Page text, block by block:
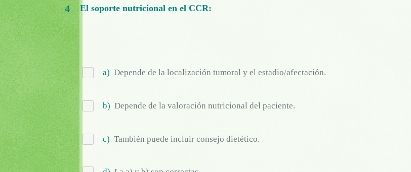
4 El soporte nutricional en el CCR:
a) Depende de la localización tumoral y el estadio/afectación.
b) Depende de la valoración nutricional del paciente.
c) También puede incluir consejo dietético.